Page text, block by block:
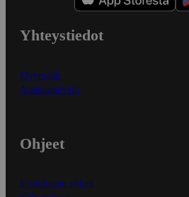
Yhteystiedot
Myymälät
Asiakaspalvelu
Ohjeet
Ensitilaajan ohjeet